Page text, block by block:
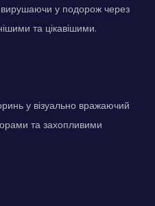
вирушаючи у подорож через
та цікавішими.
у візуально вражаючий
та захопливими